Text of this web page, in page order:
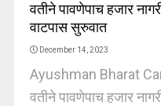
वतीने पावणेपाच हजार
वाटपास सुरुवात
December 14, 2023
Ayushman Bharat
वतीने पावणेपाच हजार